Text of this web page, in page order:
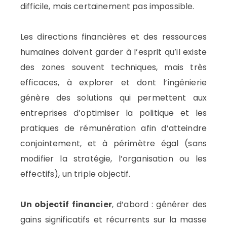
difficile, mais certainement pas impossible.
Les directions financières et des ressources
humaines doivent garder à l’esprit qu’il existe
des zones souvent techniques, mais très
efficaces, à explorer et dont l’ingénierie
génère des solutions qui permettent aux
entreprises d’optimiser la politique et les
pratiques de rémunération afin d’atteindre
conjointement, et à périmètre égal (sans
modifier la stratégie, l’organisation ou les
effectifs), un triple objectif.
Un objectif financier, d’abord : générer des
gains significatifs et récurrents sur la masse